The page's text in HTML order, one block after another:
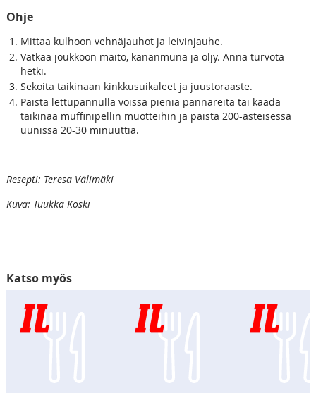
Ohje
Mittaa kulhoon vehnäjauhot ja leivinjauhe.
Vatkaa joukkoon maito, kananmuna ja öljy. Anna turvota
hetki.
Sekoita taikinaan kinkkusuikaleet ja juustoraaste.
Paista lettupannulla voissa pieniä pannareita tai kaada
taikinaa muffinipellin muotteihin ja paista 200-asteisessa
uunissa 20-30 minuuttia.
Resepti: Teresa Välimäki
Kuva: Tuukka Koski
Katso myös